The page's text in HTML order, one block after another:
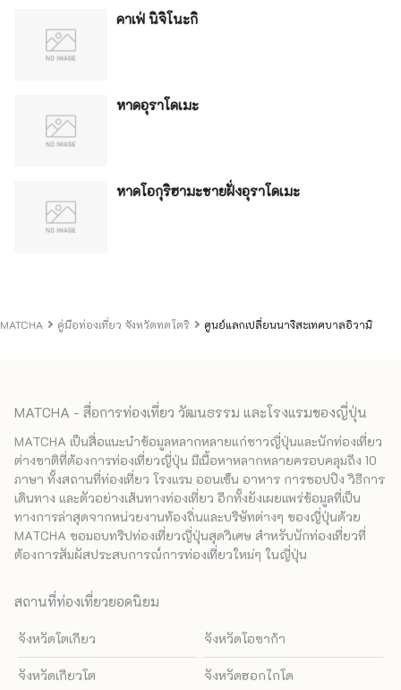
คาเฟ่ นิจิโนะกิ
หาดอุราโดเมะ
หาดโอกุริฮามะชายฝั่งอุราโดเมะ
MATCHA คู่มือท่องเที่ยว จังหวัดทตโตริ ศูนย์แลกเปลี่ยนนางิสะเทศบาลอิวามิ
MATCHA - สื่อการท่องเที่ยว วัฒนธรรม และโรงแรมของญี่ปุ่น
MATCHA เป็นสื่อแนะนำข้อมูลหลากหลายแก่ชาวญี่ปุ่นและนักท่องเที่ยว
ต่างชาติที่ต้องการท่องเที่ยวญี่ปุ่น มีเนื้อหาหลากหลายครอบคลุมถึง 10
ภาษา ทั้งสถานที่ท่องเที่ยว โรงแรม ออนเซ็น อาหาร การชอปปิง วิธีการ
เดินทาง และตัวอย่างเส้นทางท่องเที่ยว อีกทั้งยังเผยแพร่ข้อมูลที่เป็น
ทางการล่าสุดจากหน่วยงานท้องถิ่นและบริษัทต่างๆ ของญี่ปุ่นด้วย
MATCHA ขอมอบทริปท่องเที่ยวญี่ปุ่นสุดวิเศษ สำหรับนักท่องเที่ยวที่
ต้องการสัมผัสประสบการณ์การท่องเที่ยวใหม่ๆ ในญี่ปุ่น
สถานที่ท่องเที่ยวยอดนิยม
จังหวัดโตเกียว จังหวัดโอซาก้า
จังหวัดเกียวโต จังหวัดฮอกไกโด